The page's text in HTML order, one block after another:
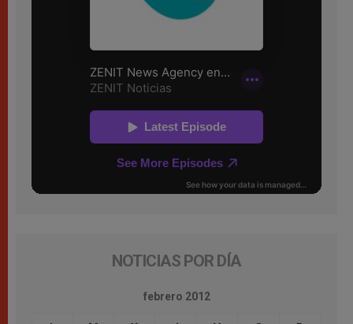
NOTICIAS POR DÍA
febrero 2012